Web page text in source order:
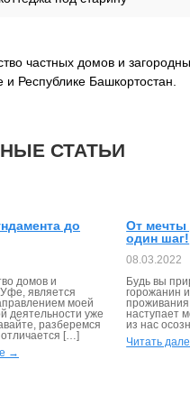
частных домов и
Республике Башкортостан.
СТАТЬИ
до
домов и
является
моей
деятельности уже
разберемся
[…]
→
От мечты
один шаг!
08.03.2022
Будь вы
горожанин
наступает
из нас
Читать